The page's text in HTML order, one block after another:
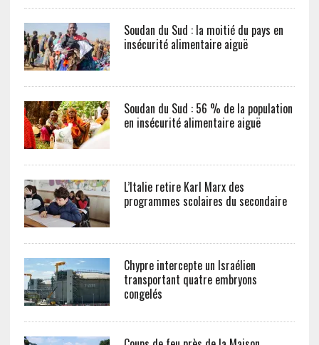
Soudan du Sud : la moitié du pays en
insécurité alimentaire aiguë
Soudan du Sud : 56 % de la population
en insécurité alimentaire aiguë
L’Italie retire Karl Marx des
programmes scolaires du secondaire
Chypre intercepte un Israélien
transportant quatre embryons
congelés